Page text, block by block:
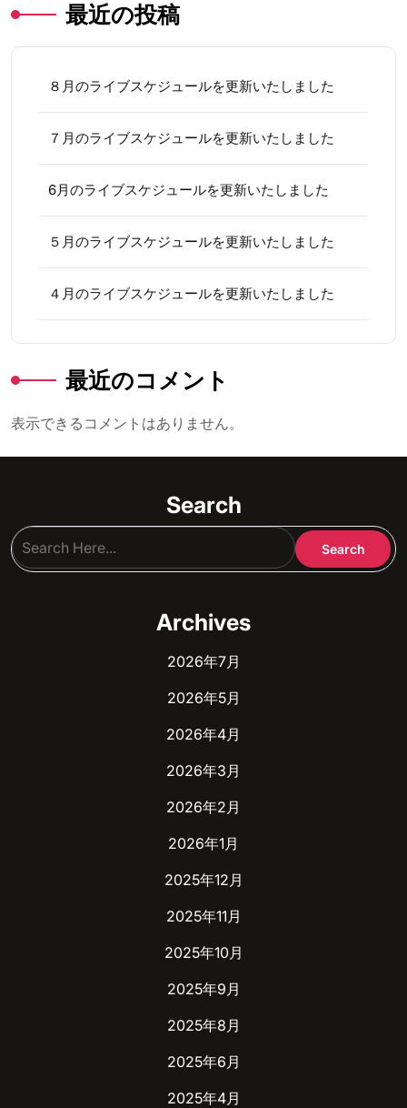
最近の投稿
８月のライブスケジュールを更新いたしました
７月のライブスケジュールを更新いたしました
6月のライブスケジュールを更新いたしました
５月のライブスケジュールを更新いたしました
４月のライブスケジュールを更新いたしました
最近のコメント
表示できるコメントはありません。
Search
Archives
2026年7月
2026年5月
2026年4月
2026年3月
2026年2月
2026年1月
2025年12月
2025年11月
2025年10月
2025年9月
2025年8月
2025年6月
2025年4月